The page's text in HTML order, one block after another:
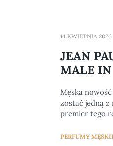
14 KWIETNIA 2026
JEAN
MALE
Męska
zostać jedną
premier tego
PERFUMY